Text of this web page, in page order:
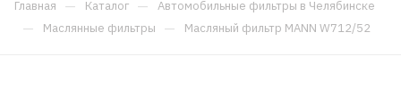
Главная — Каталог — Автомобильные фильтры в Челябинске
— Маслянные фильтры — Масляный фильтр MANN W712/52